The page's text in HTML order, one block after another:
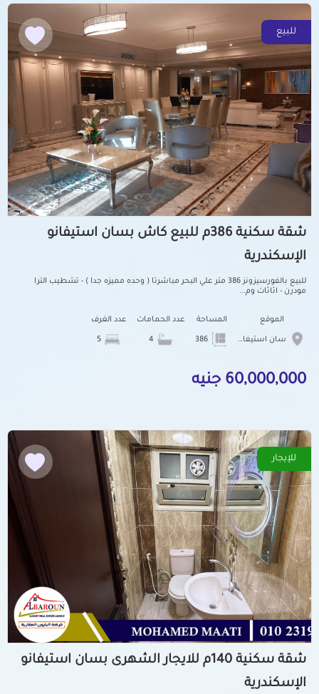
للبيع
شقة سكنية 386م للبيع كاش بسان استيفانو
الإسكندرية
للبيع بالفورسيزونز 386 متر علي البحر مباشرتا ( وحده مميزه جدا ) - تشطيب الترا
مودرن - اثاثات وم...
الموقع
سان استيفانو
المساحة عدد الحمامات عدد الغرف
60,000,000 جنيه
للإيجار
شقة سكنية 140م للايجار الشهرى بسان استيفانو
الإسكندرية